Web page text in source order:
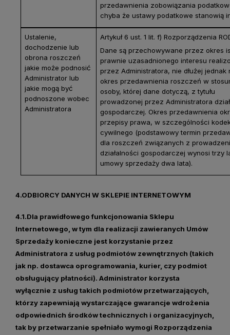
przedawnienia zobowiązania
chyba że ustawy podatkowe stanowią
Ustalenie,
dochodzenie lub
obrona roszczeń
jakie może podnosić
Administrator lub
jakie mogą być
podnoszone wobec
Administratora
Artykuł 6 ust. 1 lit. f) Rozporządzenia
Dane są przechowywane przez okres
prawnie uzasadnionego interesu
przez Administratora, nie dłużej jednak
okres przedawnienia roszczeń w
osoby, której dane dotyczą, z tytułu
prowadzonej przez Administratora
gospodarczej. Okres przedawnienia
przepisy prawa, w szczególności
cywilnego (podstawowy termin
dla roszczeń związanych z
działalności gospodarczej wynosi trzy
umowy sprzedaży dwa lata).
4.ODBIORCY DANYCH W SKLEPIE INTERNETOWYM
4.1.Dla prawidłowego funkcjonowania Sklepu
Internetowego, w tym dla realizacji zawieranych Umów
Sprzedaży konieczne jest korzystanie przez
Administratora z usług podmiotów zewnętrznych (takich
jak np. dostawca oprogramowania, kurier, czy podmiot
obsługujący płatności). Administrator korzysta
wyłącznie z usług takich podmiotów przetwarzających,
którzy zapewniają wystarczające gwarancje wdrożenia
odpowiednich środków technicznych i organizacyjnych,
tak by przetwarzanie spełniało wymogi Rozporządzenia